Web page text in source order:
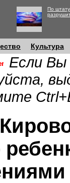
По
Культура
Если Вы